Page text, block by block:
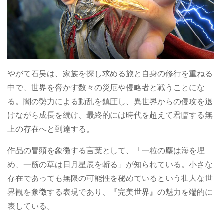
やがて石昊は、家族を探し求める旅と自身の修行を重ねる
中で、世界を脅かす数々の災厄や侵略者と戦うことにな
る。闇の勢力による動乱を鎮圧し、異世界からの侵攻を退
けながら成長を続け、最終的には時代を超えて君臨する無
上の存在へと到達する。
作品の冒頭を象徴する言葉として、「一粒の塵は海を埋
め、一筋の草は日月星辰を斬る」が知られている。小さな
存在であっても無限の可能性を秘めているという壮大な世
界観を象徴する表現であり、『完美世界』の魅力を端的に
表している。